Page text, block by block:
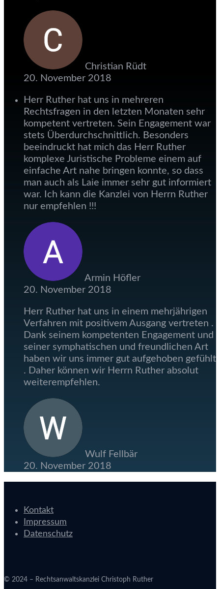
Christian Rüdt
20. November 2018
Herr Ruther hat uns in mehreren
Rechtsfragen in den letzten Monaten sehr
kompetent vertreten. Sein Engagement war
stets Überdurchschnittlich. Besonders
beeindruckt hat mich das Herr Ruther
komplexe Juristische Probleme einem auf
einfache Art nahe bringen konnte, so dass
man auch als Laie immer sehr gut informiert
war. Ich kann die Kanzlei von Herrn Ruther
nur empfehlen !!!
Armin Höfler
20. November 2018
Herr Ruther hat uns in einem mehrjährigen
Verfahren mit positivem Ausgang vertreten .
Dank seinem kompetenten Engagement und
seiner symphatischen und freundlichen Art
haben wir uns immer gut aufgehoben gefühlt
. Daher können wir Herrn Ruther absolut
weiterempfehlen.
Wulf Fellbär
20. November 2018
Kontakt
Impressum
Datenschutz
© 2024 – Rechtsanwaltskanzlei Christoph Ruther